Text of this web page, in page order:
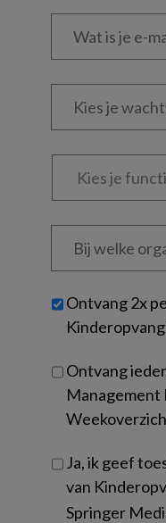
Wat
Kies
wachtwoord*
Kies
Bij
welke
je?
Untitled
Ontvang 2x
Ontvang
Management
Ja, ik geef
van
Springer